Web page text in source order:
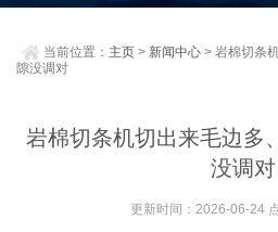
当前位置： 主页 > 新闻中心 > 岩棉切条
隙没调对
岩棉切条机切出来毛边多
没调对
更新时间：2026-06-24